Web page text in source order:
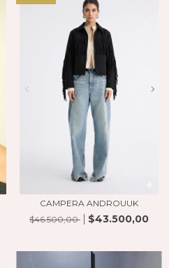
CAMPERA ANDROUUK
$46.500,00
$43.500,00